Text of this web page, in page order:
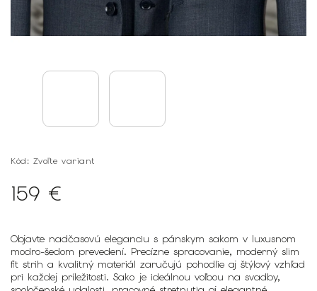
Kód: Zvoľte variant
159 €
Objavte nadčasovú eleganciu s pánskym sakom v luxusnom
modro-šedom prevedení. Precízne spracovanie, moderný slim
fit strih a kvalitný materiál zaručujú pohodlie aj štýlový vzhľad
pri každej príležitosti. Sako je ideálnou voľbou na svadby,